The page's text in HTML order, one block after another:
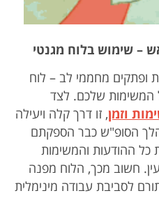
ופתקים מחממי לב – לוח
המשימות שלכם. לצד
וזמן, זו דרך קלה ויעילה
הסופ"ש כבר הספקתם
כל ההודעות והמשימות
חשוב מכך, הלוח מפנה
לסביבת עבודה מינימלית